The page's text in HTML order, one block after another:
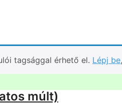
tagsággal érhető el. Lépj be
múlt)